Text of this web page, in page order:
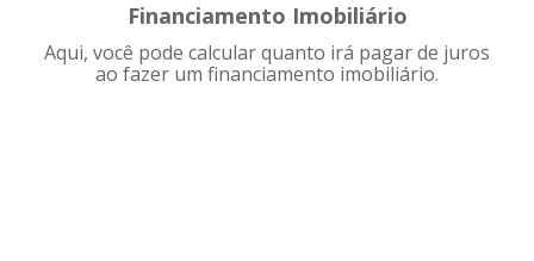
Financiamento Imobiliário
Aqui, você pode calcular quanto irá pagar de juros
ao fazer um financiamento imobiliário.